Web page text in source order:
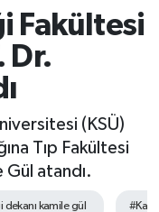
Fakültesi
Dr.
(KSÜ)
Tıp Fakültesi
atandı.
kamile gül